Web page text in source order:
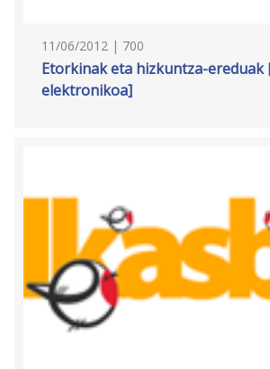
11/06/2012 | 700
Etorkinak eta hizkuntza-ereduak
elektronikoa]